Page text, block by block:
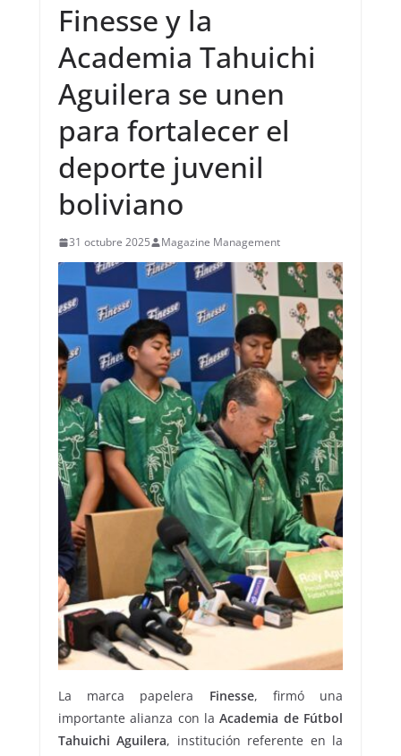
Finesse y la
Academia Tahuichi
Aguilera se unen
para fortalecer el
deporte juvenil
boliviano
31 octubre 2025 Magazine Management
La marca papelera Finesse, firmó una
importante alianza con laAcademia de Fútbol
Tahuichi Aguilera, institución referente en la